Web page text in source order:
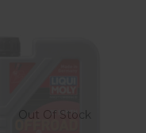
Out Of Stock